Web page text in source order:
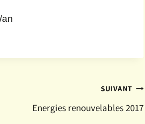
an
SUIVANT
Energies renouvelables 2017